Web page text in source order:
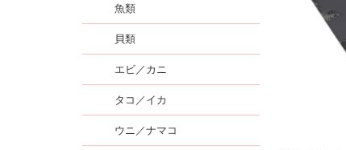
魚類
貝類
エビ／カニ
タコ／イカ
ウニ／ナマコ